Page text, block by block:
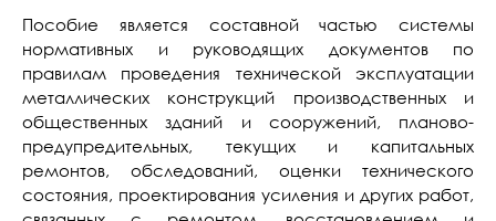
Пособие является составной частью системы
нормативных и руководящих документов по
правилам проведения технической эксплуатации
металлических конструкций производственных и
общественных зданий и сооружений, планово-
предупредительных, текущих и капитальных
ремонтов, обследований, оценки технического
состояния, проектирования усиления и других работ,